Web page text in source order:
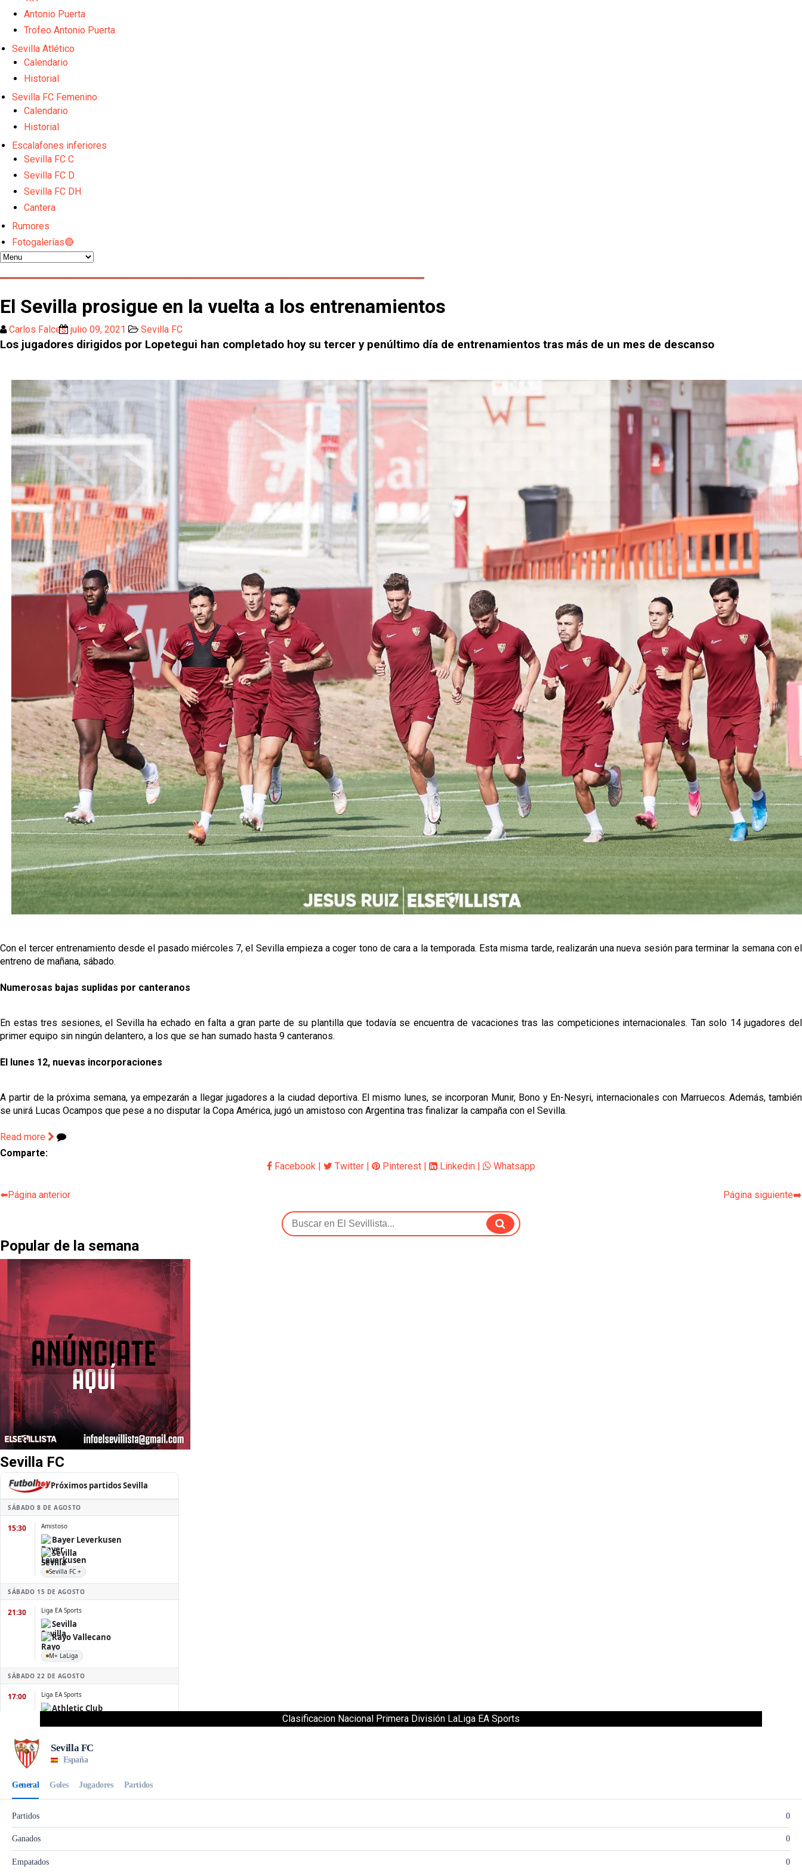
El dato que destaca a Agoumé entre las cinco grandes ligas
Alberto Flores, muy cerca de convertirse en nuevo jugador del Granada CF
El Sevilla continúa con despidos y rechaza una oferta de 420 millones por el club
Antonio Puerta
Trofeo Antonio Puerta
Sevilla Atlético
Calendario
Historial
Sevilla FC Femenino
Calendario
Historial
Escalafones inferiores
Sevilla FC C
Sevilla FC D
Sevilla FC DH
Cantera
Rumores
Fotogalerías🔴
El Sevilla prosigue en la vuelta a los entrenamientos
Carlos Falces julio 09, 2021 Sevilla FC
Los jugadores dirigidos por Lopetegui han completado hoy su tercer y penúltimo día de entrenamientos tras más de un mes de descanso
Con el tercer entrenamiento desde el pasado miércoles 7, el Sevilla empieza a coger tono de cara a la temporada. Esta misma tarde, realizarán una nueva sesión para terminar la semana con el
entreno de mañana, sábado.
Numerosas bajas suplidas por canteranos
En estas tres sesiones, el Sevilla ha echado en falta a gran parte de su plantilla que todavía se encuentra de vacaciones tras las competiciones internacionales. Tan solo 14 jugadores del
primer equipo sin ningún delantero, a los que se han sumado hasta 9 canteranos.
El lunes 12, nuevas incorporaciones
A partir de la próxima semana, ya empezarán a llegar jugadores a la ciudad deportiva. El mismo lunes, se incorporan Munir, Bono y En-Nesyri, internacionales con Marruecos. Además, también
se unirá Lucas Ocampos que pese a no disputar la Copa América, jugó un amistoso con Argentina tras finalizar la campaña con el Sevilla.
Read more
Comparte:
Facebook
Twitter Pinterest Linkedin Whatsapp
⬅️Página anterior Página siguiente➡️
Popular de la semana
Sevilla FC
Clasificacion Nacional Primera División LaLiga EA Sports